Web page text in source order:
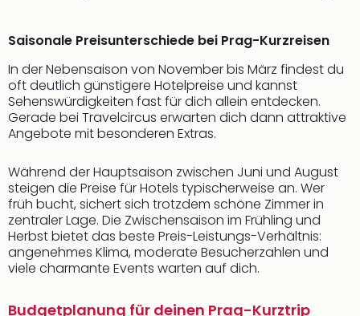
Saisonale Preisunterschiede bei Prag-Kurzreisen
In der Nebensaison von November bis März findest du
oft deutlich günstigere Hotelpreise und kannst
Sehenswürdigkeiten fast für dich allein entdecken.
Gerade bei Travelcircus erwarten dich dann attraktive
Angebote mit besonderen Extras.
Während der Hauptsaison zwischen Juni und August
steigen die Preise für Hotels typischerweise an. Wer
früh bucht, sichert sich trotzdem schöne Zimmer in
zentraler Lage. Die Zwischensaison im Frühling und
Herbst bietet das beste Preis-Leistungs-Verhältnis:
angenehmes Klima, moderate Besucherzahlen und
viele charmante Events warten auf dich.
Budgetplanung für deinen Prag-Kurztrip